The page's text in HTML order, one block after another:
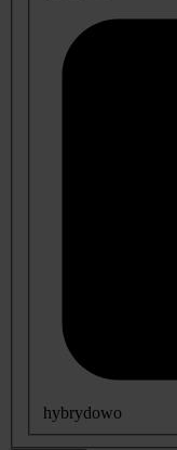
hybrydowo